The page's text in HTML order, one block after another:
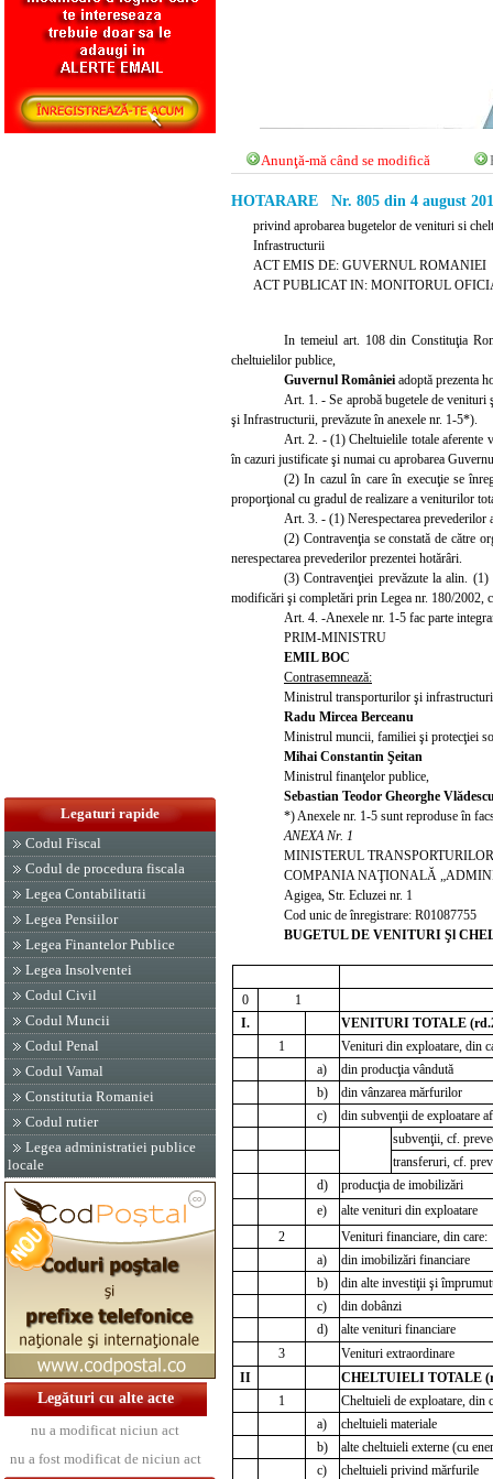
Legaturi rapide
Codul Fiscal
Codul de procedura fiscala
Legea Contabilitatii
Legea Pensiilor
Legea Finantelor Publice
Legea Insolventei
Codul Civil
Codul Muncii
Codul Penal
Codul Vamal
Constitutia Romaniei
Codul rutier
Legea administratiei publice
locale
Legături cu alte acte
nu a modificat niciun act
nu a fost modificat de niciun act
Anunţă-mă când se modifică
HOTARARE Nr. 805 din 4 august
privind aprobarea bugetelor de venituri si
Infrastructurii
ACT EMIS DE: GUVERNUL ROMANIEI
ACT PUBLICAT IN: MONITORUL
In temeiul art. 108 din Constituţia
cheltuielilor publice,
Guvernul României adoptă prezenta
Art. 1. - Se aprobă bugetele de
şi Infrastructurii, prevăzute în anexele nr. 1-5*).
Art. 2. - (1) Cheltuielile totale aferente
în cazuri justificate şi numai cu aprobarea
(2) In cazul în care în execuţie se
proporţional cu gradul de realizare a veniturilor
Art. 3. - (1) Nerespectarea prevederilor
(2) Contravenţia se constată de către
nerespectarea prevederilor prezentei hotărâri.
(3) Contravenţiei prevăzute la alin.
modificări şi completări prin Legea nr. 180/2002,
Art. 4. -Anexele nr. 1-5 fac parte
PRIM-MINISTRU
EMIL BOC
Contrasemnează:
Ministrul transporturilor şi
Radu Mircea Berceanu
Ministrul muncii, familiei şi protecţiei
Mihai Constantin Şeitan
Ministrul finanţelor publice,
Sebastian Teodor Gheorghe
*) Anexele nr. 1-5 sunt reproduse în
ANEXA Nr. 1
MINISTERUL
COMPANIA NAŢIONALĂ
Agigea, Str. Ecluzei nr. 1
Cod unic de înregistrare: R01087755
BUGETUL DE VENITURI Şl
0
1
I.
VENITURI TOTALE
1
Venituri din exploatare, din
a)
din producţia vândută
b)
din vânzarea mărfurilor
c)
din subvenţii de exploatare
subvenţii, cf.
transferuri, cf.
d)
producţia de imobilizări
e)
alte venituri din exploatare
2
Venituri financiare, din care:
a)
din imobilizări financiare
b)
din alte investiţii şi
c)
din dobânzi
d)
alte venituri financiare
3
Venituri extraordinare
II
CHELTUIELI TOTALE
1
Cheltuieli de exploatare, din
a)
cheltuieli materiale
b)
alte cheltuieli externe (cu
c)
cheltuieli privind mărfurile